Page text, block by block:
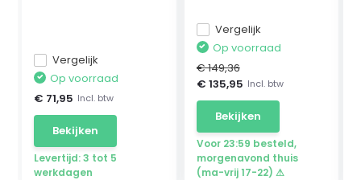
Vergelijk
Op voorraad
€ 71,95 Incl. btw
Bekijken
Levertijd: 3 tot 5
werkdagen
Vergelijk
Op voorraad
€ 149,36
€ 135,95 Incl. btw
Bekijken
Voor 23:59 besteld,
morgenavond thuis
(ma-vrij 17-22) ⚠